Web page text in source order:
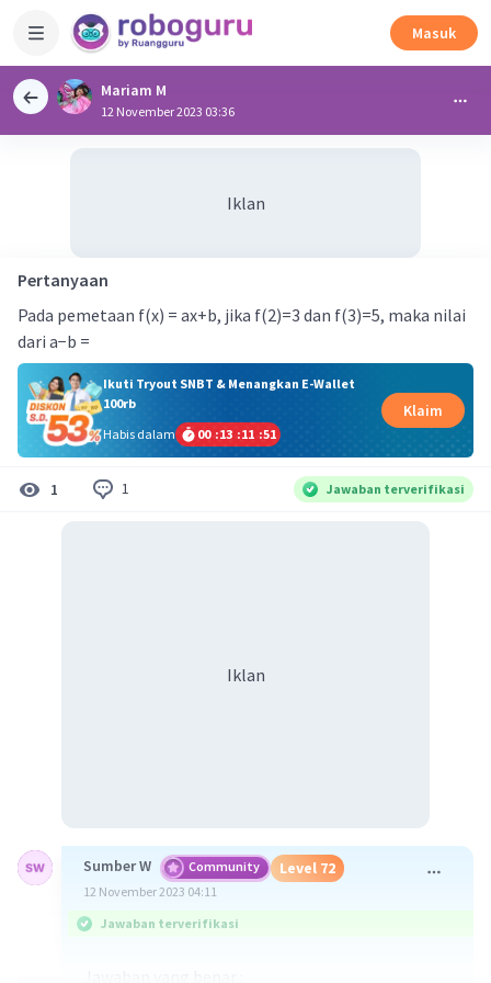
Masuk
Mariam M
12 November 2023 03:36
Iklan
Pertanyaan
Pada pemetaan f(x) = ax+b, jika f(2)=3 dan f(3)=5, maka nilai
dari a−b =
Ikuti Tryout SNBT & Menangkan E-Wallet
100rb
Habis dalam
00 :13 :11 :51
Klaim
1 1 Jawaban terverifikasi
Iklan
Sumber W Community Level 72
12 November 2023 04:11
Jawaban terverifikasi